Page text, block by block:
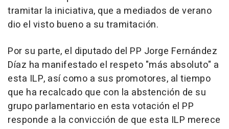
tramitar la iniciativa, que a mediados de verano
dio el visto bueno a su tramitación.
Por su parte, el diputado del PP Jorge Fernández
Díaz ha manifestado el respeto "más absoluto" a
esta ILP, así como a sus promotores, al tiempo
que ha recalcado que con la abstención de su
grupo parlamentario en esta votación el PP
responde a la convicción de que esta ILP merece